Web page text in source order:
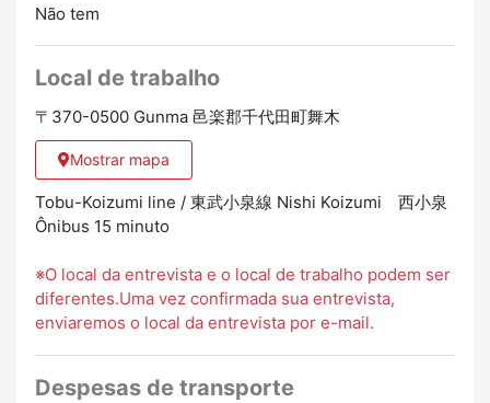
Não tem
Local de trabalho
〒370-0500 Gunma 邑楽郡千代田町舞木
Mostrar mapa
Tobu-Koizumi line / 東武小泉線 Nishi Koizumi 西小泉
Ônibus 15 minuto
※O local da entrevista e o local de trabalho podem ser
diferentes.Uma vez confirmada sua entrevista,
enviaremos o local da entrevista por e-mail.
Despesas de transporte